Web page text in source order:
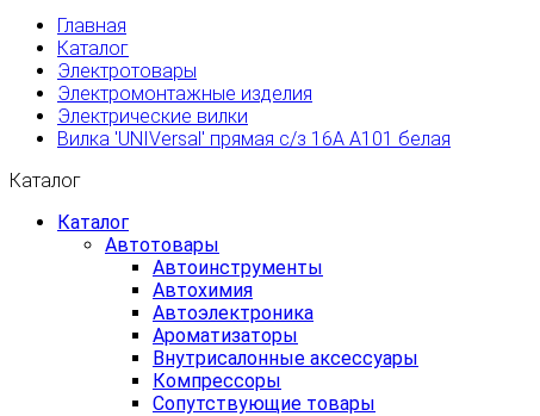
Главная
Каталог
Электротовары
Электромонтажные изделия
Электрические вилки
Вилка 'UNIVersal' прямая с/з 16А А101 белая
Каталог
Каталог
Автотовары
Автоинструменты
Автохимия
Автоэлектроника
Ароматизаторы
Внутрисалонные аксессуары
Компрессоры
Сопутствующие товары